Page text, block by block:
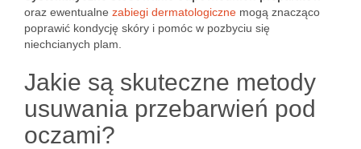
oraz ewentualne zabiegi dermatologiczne mogą znacząco
poprawić kondycję skóry i pomóc w pozbyciu się
niechcianych plam.
Jakie są skuteczne metody
usuwania przebarwień pod
oczami?